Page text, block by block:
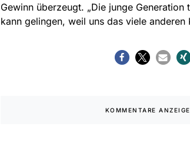
Gewinn überzeugt. „Die junge
kann gelingen, weil uns das viele anderen
KOMMENTARE